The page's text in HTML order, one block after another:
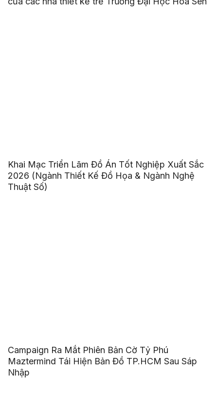
Khai Mạc Triển Lãm Đồ Án Tốt Nghiệp Xuất Sắc
2026 (Ngành Thiết Kế Đồ Họa & Ngành Nghệ
Thuật Số)
Campaign Ra Mắt Phiên Bản Cờ Tỷ Phú
Maztermind Tái Hiện Bản Đồ TP.HCM Sau Sáp
Nhập